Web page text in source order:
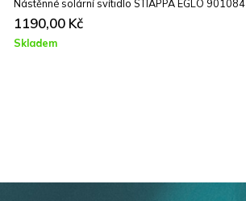
Nástěnné solární svítidlo STIAPPA EGLO 901084
1190,00 Kč
Skladem